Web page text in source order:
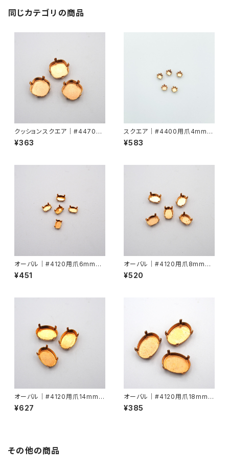
同じカテゴリの商品
クッションスクエア｜#4470用
爪12mm
¥363
スクエア｜#4400用爪4mmx
4mm
¥583
オーバル｜#4120用爪6mmx4
mm
¥451
オーバル｜#4120用爪8mmx6
mm
¥520
オーバル｜#4120用爪14mmx
10mm
¥627
オーバル｜#4120用爪18mmx
13mm
¥385
その他の商品